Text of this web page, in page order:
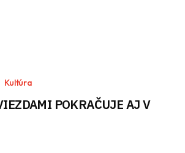
Kultúra
POKRAČUJE AJ V